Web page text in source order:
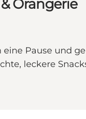
Orangerie
eine Pause und
leckere